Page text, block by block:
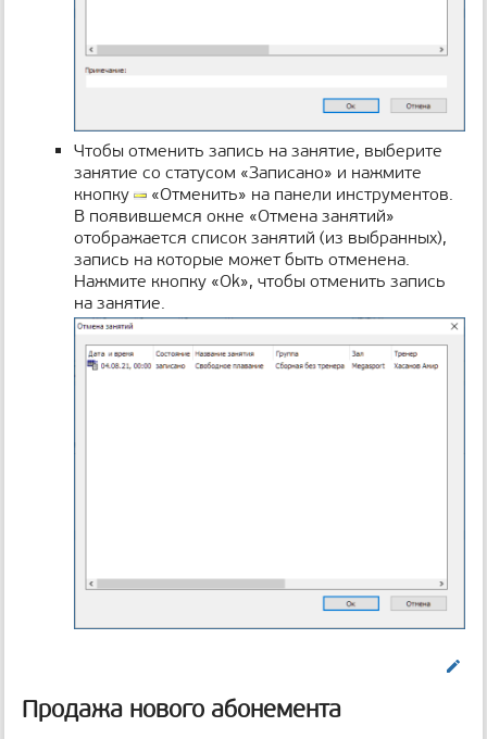
Чтобы отменить запись на занятие, выберите
занятие со статусом «Записано» и нажмите
кнопку
«Отменить» на панели инструментов.
В появившемся окне «Отмена занятий»
отображается список занятий (из выбранных),
запись на которые может быть отменена.
Нажмите кнопку «Ok», чтобы отменить запись
на занятие.
Продажа нового абонемента